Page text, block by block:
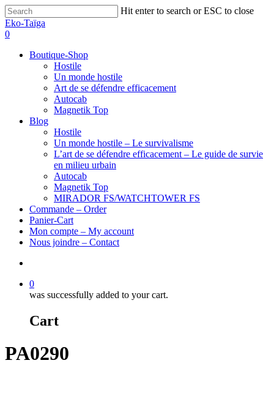
Hit enter to search or ESC to close
Eko-Taïga
0
Boutique-Shop
Hostile
Un monde hostile
Art de se défendre efficacement
Autocab
Magnetik Top
Blog
Hostile
Un monde hostile – Le survivalisme
L’art de se défendre efficacement – Le guide de survie
en milieu urbain
Autocab
Magnetik Top
MIRADOR FS/WATCHTOWER FS
Commande – Order
Panier-Cart
Mon compte – My account
Nous joindre – Contact
0
was successfully added to your cart.
Cart
PA0290